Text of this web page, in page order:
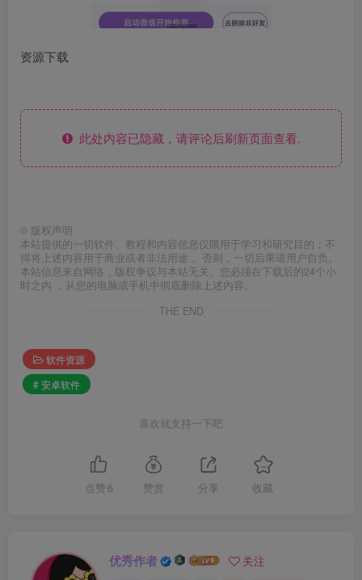
资源下载
此处内容已隐藏，请评论后刷新页面查看.
© 版权声明
本站提供的一切软件、教程和内容信息仅限用于学习和研究目的；不
得将上述内容用于商业或者非法用途， 否则，一切后果请用户自负。
本站信息来自网络，版权争议与本站无关。您必须在下载后的24个小
时之内 ，从您的电脑或手机中彻底删除上述内容。
THE END
软件资源
# 安卓软件
喜欢就支持一下吧
点赞 6 赞赏 分享 收藏
优秀作者 关注